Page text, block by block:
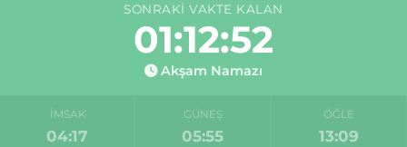
SONRAKI VAKTE KALAN
01:12:52
Akşam Namazı
İMSAK
04:17
GÜNEŞ
05:55
ÖĞLE
13:09